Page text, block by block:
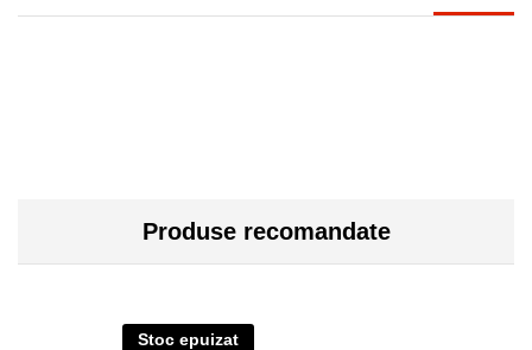
Produse recomandate
Stoc epuizat